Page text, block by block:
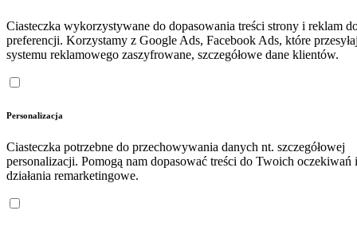
Ciasteczka wykorzystywane do dopasowania treści strony i reklam
preferencji. Korzystamy z Google Ads, Facebook Ads, które
systemu reklamowego zaszyfrowane, szczegółowe dane klientów.
Personalizacja
Ciasteczka potrzebne do przechowywania danych nt. szczegółowej
personalizacji. Pomogą nam dopasować treści do Twoich oczekiwań
działania remarketingowe.